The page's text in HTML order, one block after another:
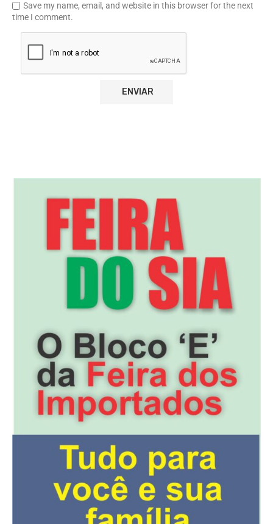
Save my name, email, and website in this browser for the next
time I comment.